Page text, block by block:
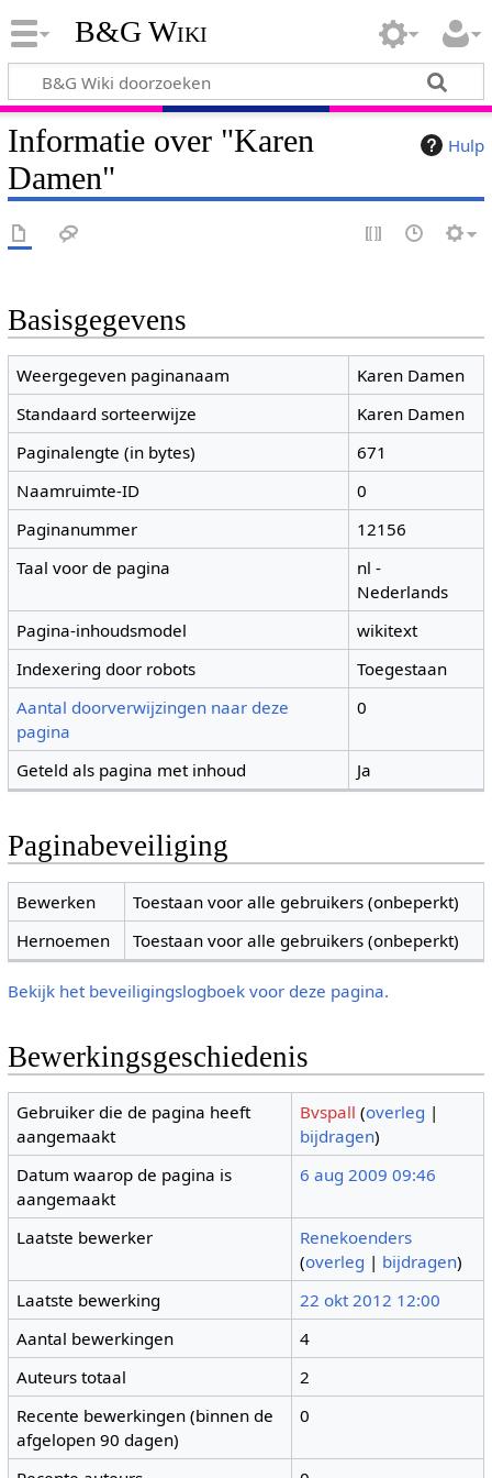
B&G Wiki
Hulp
Informatie over "Karen
Damen"
Basisgegevens
Weergegeven paginanaam
Karen Damen
Standaard sorteerwijze
Karen Damen
Paginalengte (in bytes)
671
Naamruimte-ID
0
Paginanummer
12156
Taal voor de pagina
nl -
Nederlands
Pagina-inhoudsmodel
wikitext
Indexering door robots
Toegestaan
Aantal doorverwijzingen naar deze
pagina
0
Geteld als pagina met inhoud Ja
Paginabeveiliging
Bewerken
Toestaan voor alle gebruikers (onbeperkt)
Hernoemen
Toestaan voor alle gebruikers (onbeperkt)
Bekijk het beveiligingslogboek voor deze pagina.
Bewerkingsgeschiedenis
Gebruiker die de pagina heeft
aangemaakt
Bvspall (overleg |
bijdragen)
Datum waarop de pagina is
aangemaakt
6 aug 2009 09:46
Laatste bewerker
Renekoenders
(overleg | bijdragen)
Laatste bewerking
22 okt 2012 12:00
Aantal bewerkingen
4
Auteurs totaal
2
Recente bewerkingen (binnen de
afgelopen 90 dagen)
0